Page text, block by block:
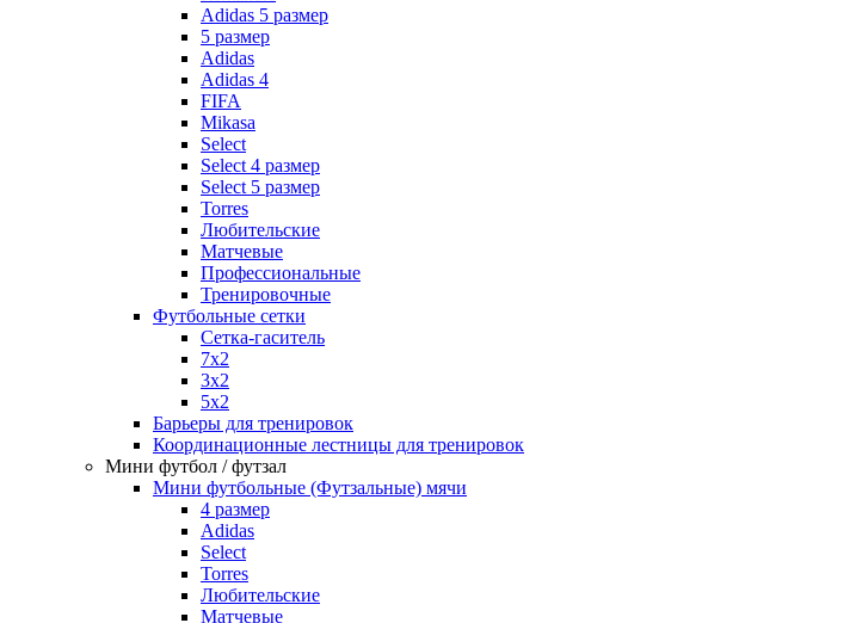
Adidas 5 размер
5 размер
Adidas
Adidas 4
FIFA
Mikasa
Select
Select 4 размер
Select 5 размер
Torres
Любительские
Матчевые
Профессиональные
Тренировочные
Футбольные сетки
Сетка-гаситель
7x2
3х2
5х2
Барьеры для тренировок
Координационные лестницы для тренировок
Мини футбол / футзал
Мини футбольные (Футзальные) мячи
4 размер
Adidas
Select
Torres
Любительские
Матчевые